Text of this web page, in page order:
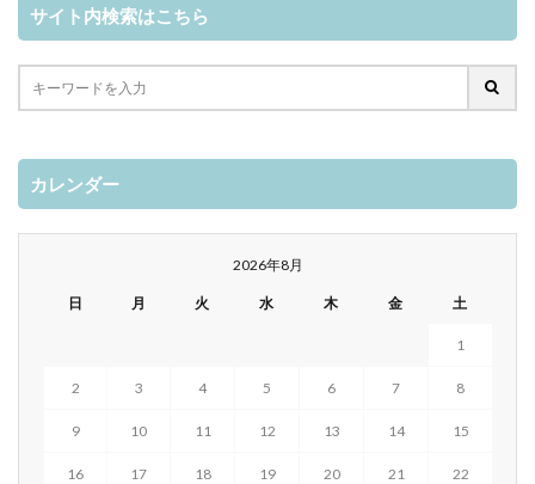
サイト内検索はこちら
カレンダー
2026年8月
日 月 火 水 木 金 土
1
2 3 4 5 6 7 8
9 10 11 12 13 14 15
16 17 18 19 20 21 22